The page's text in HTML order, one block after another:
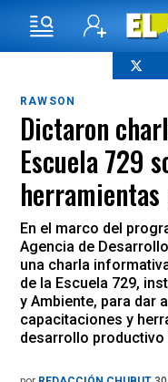
RAWSON
Dictaron
Escuela 729
En el marco del
Agencia de
una charla
de la Escuela 729,
y Ambiente, para dar
capacitaciones y
desarrollo productivo